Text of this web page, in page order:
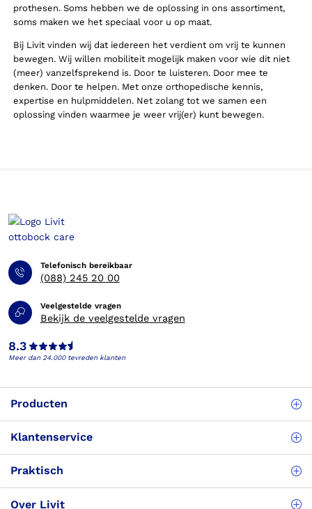
prothesen. Soms hebben we de oplossing in ons assortiment,
soms maken we het speciaal voor u op maat.
Bij Livit vinden wij dat iedereen het verdient om vrij te kunnen
bewegen. Wij willen mobiliteit mogelijk maken voor wie dit niet
(meer) vanzelfsprekend is. Door te luisteren. Door mee te
denken. Door te helpen. Met onze orthopedische kennis,
expertise en hulpmiddelen. Net zolang tot we samen een
oplossing vinden waarmee je weer vrij(er) kunt bewegen.
Telefonisch bereikbaar
(088) 245 20 00
Veelgestelde vragen
Bekijk de veelgestelde vragen
8.3
Meer dan 24.000 tevreden klanten
Producten
Klantenservice
Praktisch
Over Livit